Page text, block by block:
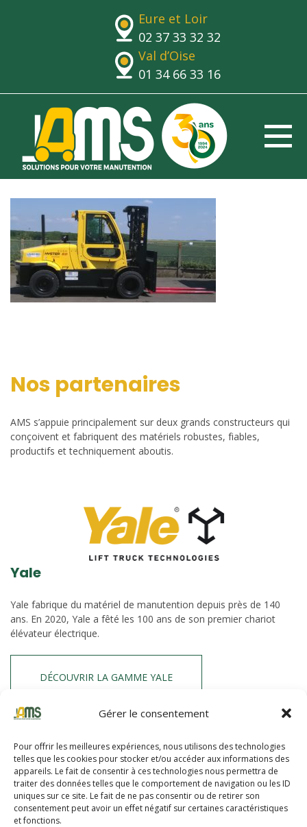
Gérer le consentement
Pour offrir les meilleures expériences, nous utilisons des technologies
telles que les cookies pour stocker et/ou accéder aux informations des
appareils. Le fait de consentir à ces technologies nous permettra de
traiter des données telles que le comportement de navigation ou les ID
uniques sur ce site. Le fait de ne pas consentir ou de retirer son
consentement peut avoir un effet négatif sur certaines caractéristiques
et fonctions.
Eure et Loir
02 37 33 32 32
Val d’Oise
01 34 66 33 16
Nos partenaires
AMS s’appuie principalement sur deux grands constructeurs qui
conçoivent et fabriquent des matériels robustes, fiables,
productifs et techniquement aboutis.
Yale
Yale fabrique du matériel de manutention depuis près de 140
ans. En 2020, Yale a fêté les 100 ans de son premier chariot
élévateur électrique.
DÉCOUVRIR LA GAMME YALE
HYSTER
Hyster propose des chariots robustes depuis plus de 90 ans. La
gamme de chariots et reach stacker allant jusqu’à une capacité
de 52 tonnes.